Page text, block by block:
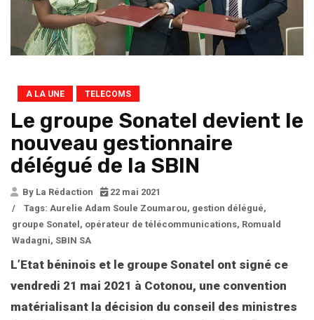
A LA UNE TELECOMS
Le groupe Sonatel devient le
nouveau gestionnaire
délégué de la SBIN
By La Rédaction
22 mai 2021
/
Tags: Aurelie Adam Soule Zoumarou, gestion délégué,
groupe Sonatel , opérateur de télécommunications, Romuald
Wadagni, SBIN SA
L’Etat béninois et le groupe Sonatel ont signé ce
vendredi 21 mai 2021 à Cotonou, une convention
matérialisant la décision du conseil des ministres